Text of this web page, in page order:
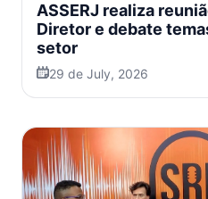
ASSERJ realiza
Diretor e debate
setor
29 de July, 2026